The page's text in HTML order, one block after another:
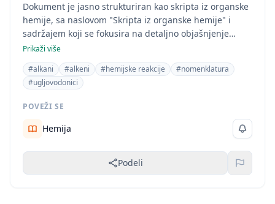
Dokument je jasno strukturiran kao skripta iz organske
hemije, sa naslovom "Skripta iz organske hemije" i
sadržajem koji se fokusira na detaljno objašnjenje
ugljovodonika, posebno alkana i alkena, uključujući
njihovu strukturu, nomenklaturu, fizička i hemijska
svojstva i reakcije. Detaljan prikaz hemijskih reakcija i
mehanizama jasno ukazuje na hemijski fokus.
Prikaži više
#alkani
#alkeni #hemijske reakcije
#nomenklatura
#ugljovodonici
POVEŽI SE
Hemija
Podeli